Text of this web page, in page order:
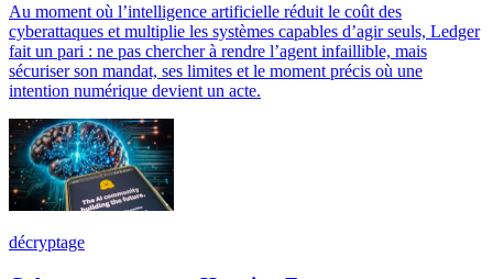
Au moment où l’intelligence artificielle réduit le coût des
cyberattaques et multiplie les systèmes capables d’agir seuls, Ledger
fait un pari : ne pas chercher à rendre l’agent infaillible, mais
sécuriser son mandat, ses limites et le moment précis où une
intention numérique devient un acte.
décryptage